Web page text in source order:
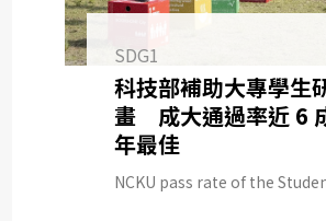
SDG1
科技部補助大專學生
畫 成大通過率近 6
年最佳
NCKU pass rate of the